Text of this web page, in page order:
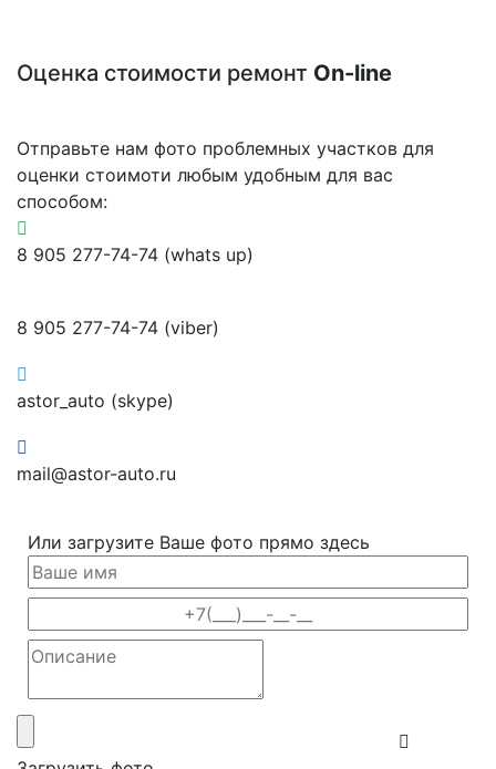
Оценка стоимости ремонт On-line
Отправьте нам фото проблемных участков для
оценки стоимоти любым удобным для вас
способом:
8 905 277-74-74 (whats up)
8 905 277-74-74 (viber)
astor_auto (skype)
mail@astor-auto.ru
Или загрузите Ваше фото прямо здесь